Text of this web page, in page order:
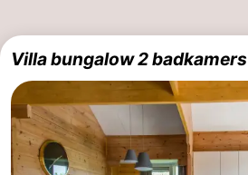
Villa bungalow 2 badkamers